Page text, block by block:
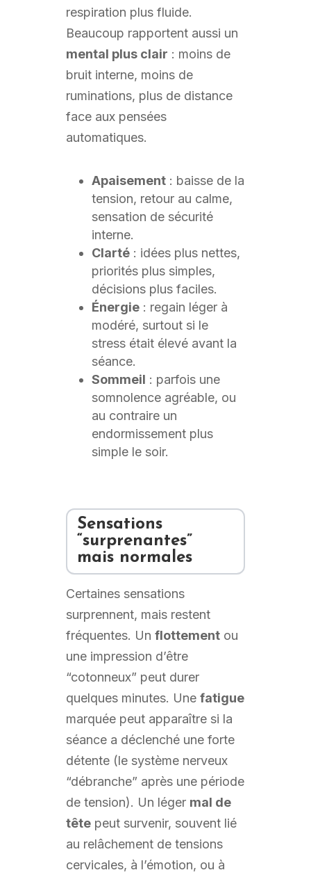
respiration plus fluide.
Beaucoup rapportent aussi un
mental plus clair : moins de
bruit interne, moins de
ruminations, plus de distance
face aux pensées
automatiques.
Apaisement: baisse de la
tension, retour au calme,
sensation de sécurité
interne.
Clarté: idées plus nettes,
priorités plus simples,
décisions plus faciles.
Énergie: regain léger à
modéré, surtout si le
stress était élevé avant la
séance.
Sommeil : parfois une
somnolence agréable, ou
au contraire un
endormissement plus
simple le soir.
Sensations
“surprenantes”
mais normales
Certaines sensations
surprennent, mais restent
fréquentes. Un flottementou
une impression d’être
“cotonneux” peut durer
quelques minutes. Une fatigue
marquée peut apparaître si la
séance a déclenché une forte
détente (le système nerveux
“débranche” après une période
de tension). Un léger mal de
têtepeut survenir, souvent lié
au relâchement de tensions
cervicales, à l’émotion, ou à